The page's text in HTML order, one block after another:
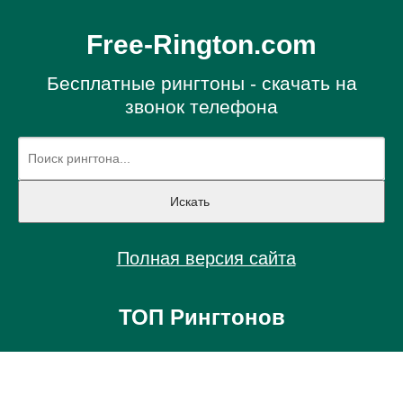
Free-Rington.com
Бесплатные рингтоны - скачать на
звонок телефона
Полная версия сайта
ТОП Рингтонов